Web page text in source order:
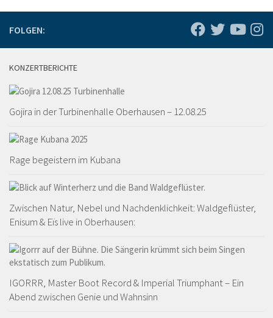
FOLGEN:
KONZERTBERICHTE
Gojira in der Turbinenhalle Oberhausen – 12.08.25
Rage begeistern im Kubana
Zwischen Natur, Nebel und Nachdenklichkeit: Waldgeflüster,
Enisum & Eïs live in Oberhausen:
IGORRR, Master Boot Record & Imperial Triumphant – Ein
Abend zwischen Genie und Wahnsinn